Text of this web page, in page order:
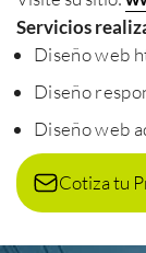
Servicios
Diseño web
Diseño
Diseño web
Cotiza tu